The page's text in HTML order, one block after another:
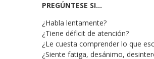
PREGÚNTESE SI…
¿Habla lentamente?
¿Tiene déficit de atención?
¿Le cuesta comprender lo que
¿Siente fatiga, desánimo,